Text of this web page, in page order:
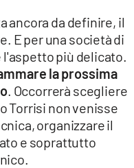
ancora da definire, il
E per una società di
più delicato.
la prossima
. Occorrerà scegliere
Torrisi non venisse
organizzare il
e soprattutto